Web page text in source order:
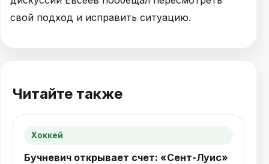
свой подход и исправить ситуацию.
Читайте также
Хоккей
Бучневич открывает счет: «Сент-Луис»